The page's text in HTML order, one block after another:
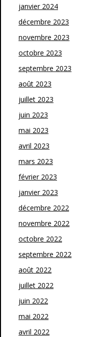
janvier 2024
décembre 2023
novembre 2023
octobre 2023
septembre 2023
août 2023
juillet 2023
juin 2023
mai 2023
avril 2023
mars 2023
février 2023
janvier 2023
décembre 2022
novembre 2022
octobre 2022
septembre 2022
août 2022
juillet 2022
juin 2022
mai 2022
avril 2022